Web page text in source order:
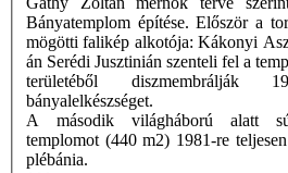
Bányatemplom építése. Először a
mögötti falikép alkotója: Kákonyi
án Serédi Jusztinián szenteli fel a
területéből diszmembrálják
bányalelkészséget.
A második világháború alatt
templomot (440 m2) 1981-re
plébánia.